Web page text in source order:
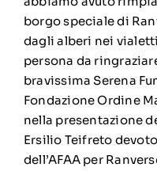
borgo speciale di
dagli alberi nei vialetti
persona da
bravissima Serena
Fondazione Ordine
nella presentazione
Ersilio Teifreto
dell’AFAA per